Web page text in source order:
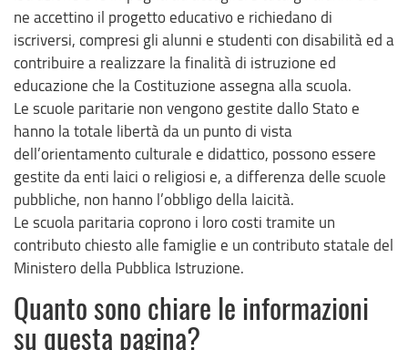
ne accettino il progetto educativo e richiedano di
iscriversi, compresi gli alunni e studenti con disabilità ed a
contribuire a realizzare la finalità di istruzione ed
educazione che la Costituzione assegna alla scuola.
Le scuole paritarie non vengono gestite dallo Stato e
hanno la totale libertà da un punto di vista
dell’orientamento culturale e didattico, possono essere
gestite da enti laici o religiosi e, a differenza delle scuole
pubbliche, non hanno l’obbligo della laicità.
Le scuola paritaria coprono i loro costi tramite un
contributo chiesto alle famiglie e un contributo statale del
Ministero della Pubblica Istruzione.
Quanto sono chiare le informazioni
su questa pagina?